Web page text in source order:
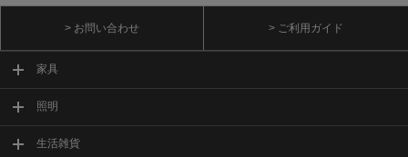
> お問い合わせ > ご利用ガイド
家具
照明
生活雑貨